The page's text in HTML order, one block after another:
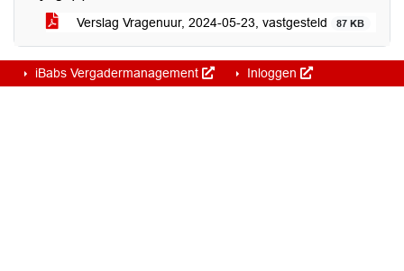
Verslag Vragenuur, 2024-05-23, vastgesteld
87 KB
iBabs Vergadermanagement Inloggen